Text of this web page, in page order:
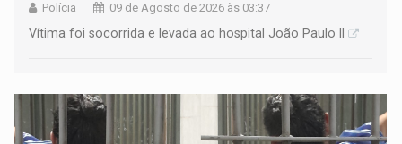
Polícia 09 de Agosto de 2026 às 03:37
Vítima foi socorrida e levada ao hospital João Paulo II